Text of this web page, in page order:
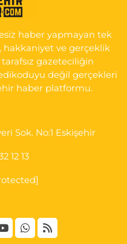
C ESKİ HAVA
haber yapmayan tek
hakkaniyet ve gerçeklik
gazeteciliğin
değil gerçekleri
haber platformu.
Sok. No:1 Eskişehir
12 13